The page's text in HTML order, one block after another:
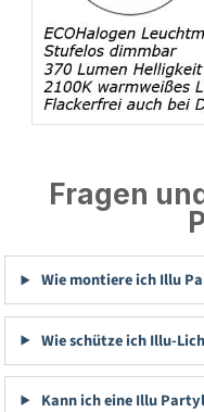
Fragen
Wie montiere ich Illu
Wie schütze ich Illu-
Kann ich eine Illu